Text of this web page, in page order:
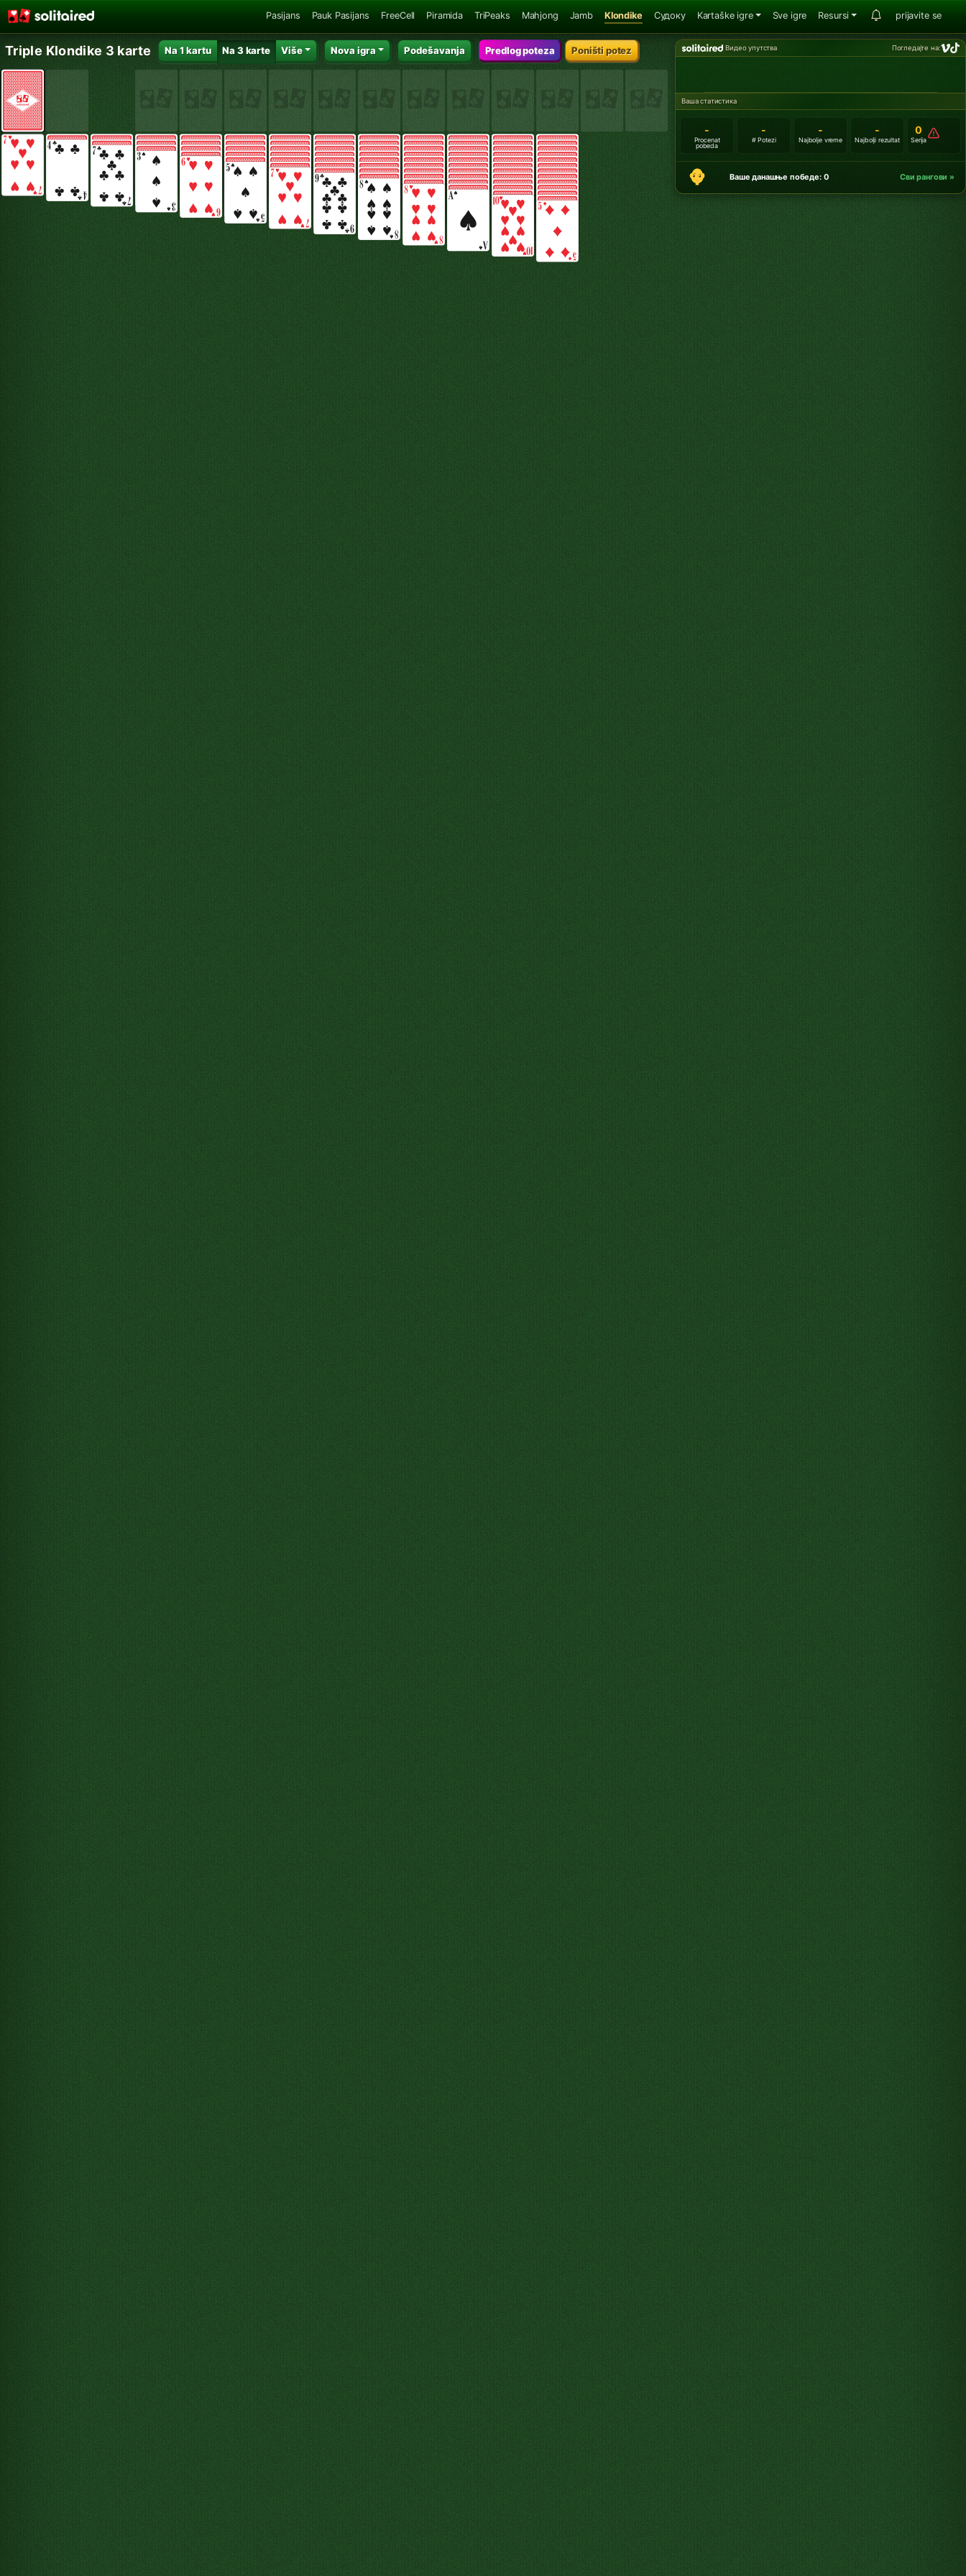
Pasijans Pauk Pasijans FreeCell Piramida TriPeaks Mahjong Jamb Klondike Судоку Kartaške igre Sve igre Resursi prijavite se
Triple Klondike 3 karte Na 1 kartu Na 3 karte Više Nova igra Podešavanja Predlog poteza Poništi potez Видео упутства Погледајте на:
Ваша статистика
-
Procenat
pobeda
-
# Potezi
-
Najbolje vreme
-
Najbolji rezultat
0
Serija
Ваше данашње победе: 0 Сви рангови »